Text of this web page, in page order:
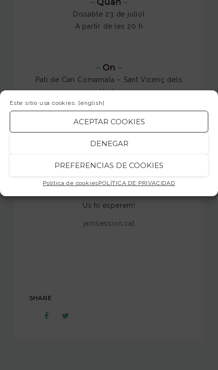
Este sitio usa cookies. [english]
ACEPTAR COOKIES
DENEGAR
PREFERENCIAS DE COOKIES
Política de cookiesPOLÍTICA DE PRIVACIDAD
–Quan –
Dissabte 23 de juliol
A partir de les 20 h
–On –
Pati de Can Comamala – Sant Vicenç dels
Horts
Carrer del Mossèn Jacint Verdaguer, 76-106
Gratuïta
Us hi esperem!
jamsession.cat
SHARE